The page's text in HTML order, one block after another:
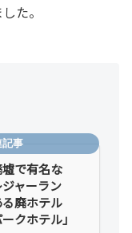
た。
で有名な
ジャーラン
廃ホテル
クホテル」